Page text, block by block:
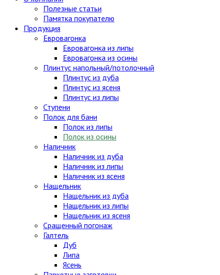
Полезные статьи
Памятка покупателю
Продукция
Евровагонка
Евровагонка из липы
Евровагонка из осины
Плинтус напольный/потолочный
Плинтус из дуба
Плинтус из ясеня
Плинтус из липы
Ступени
Полок для бани
Полок из липы
Полок из осины
Наличник
Наличник из дуба
Наличник из липы
Наличник из ясеня
Нащельник
Нащельник из дуба
Нащельник из липы
Нащельник из ясеня
Сращенный погонаж
Галтель
Дуб
Липа
Ясень